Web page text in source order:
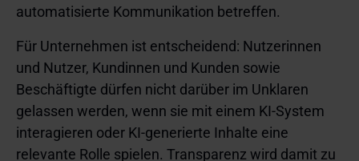
automatisierte Kommunikation betreffen.
Für Unternehmen ist entscheidend: Nutzerinnen
und Nutzer, Kundinnen und Kunden sowie
Beschäftigte dürfen nicht darüber im Unklaren
gelassen werden, wenn sie mit einem KI-System
interagieren oder KI-generierte Inhalte eine
relevante Rolle spielen. Transparenz wird damit zu